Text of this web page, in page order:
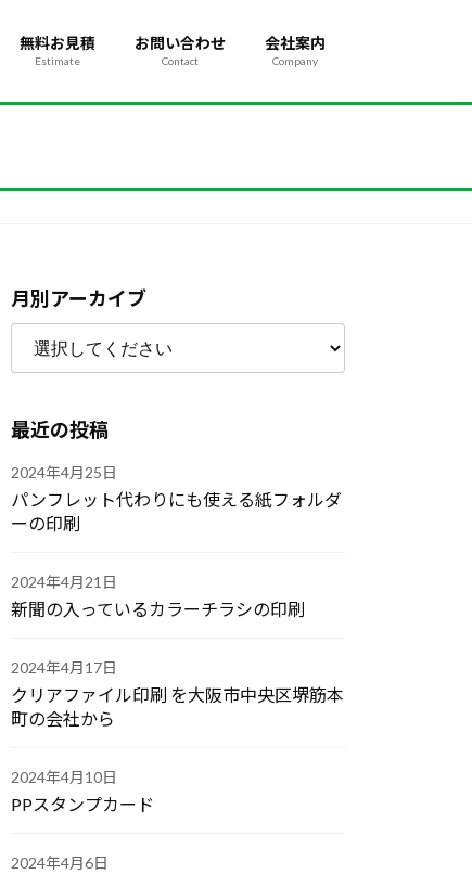
無料お見積
Estimate
お問い合わせ
Contact
会社案内
Company
月別アーカイブ
最近の投稿
2024年4月25日
パンフレット代わりにも使える紙フォルダ
ーの印刷
2024年4月21日
新聞の入っているカラーチラシの印刷
2024年4月17日
クリアファイル印刷 を大阪市中央区堺筋本
町の会社から
2024年4月10日
PPスタンプカード
2024年4月6日